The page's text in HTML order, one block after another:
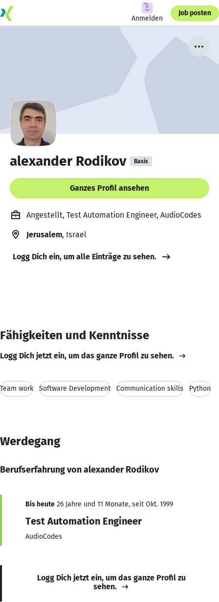
Anmelden
Job posten
alexander Rodikov Basis
Ganzes Profil ansehen
Angestellt, Test Automation Engineer, AudioCodes
Jerusalem, Israel
Logg Dich ein, um alle Einträge zu sehen.
Fähigkeiten und Kenntnisse
Logg Dich jetzt ein, um das ganze Profil zu sehen.
Team work Software Development Communication skills Python
Werdegang
Berufserfahrung von alexander Rodikov
Bis heute 26 Jahre und 11 Monate, seit Okt. 1999
Test Automation Engineer
AudioCodes
Logg Dich jetzt ein, um das ganze Profil zu
sehen.